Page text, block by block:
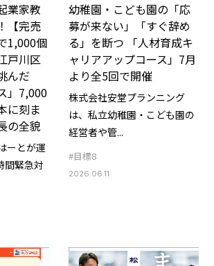
業家教
【完売
1,000個
戸川区
んだ
」7,000
に刻ま
の全貌
ーとが運
間緊急対
幼稚園・こども園の「応
募が来ない」「すぐ辞め
る」を断つ 「人材育成キ
ャリアアップコース」7月
より全5回で開催
株式会社安堂プランニング
は、私立幼稚園・こども園の
経営者や管...
#目標8
2026.06.11